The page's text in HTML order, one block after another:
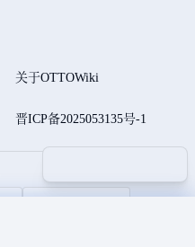
关于OTTOWiki
晋ICP备2025053135号-1